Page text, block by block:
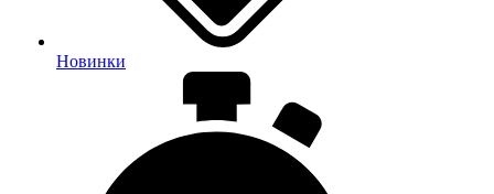
Новинки